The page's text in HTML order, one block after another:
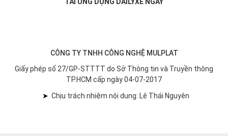
CÔNG TY TNHH CÔNG NGHỆ MULPLAT
Giấy phép số 27/GP-STTTT do Sở Thông tin và Truyền thông
TP.HCM cấp ngày 04-07-2017
➤ Chịu trách nhiệm nội dung: Lê Thái Nguyên